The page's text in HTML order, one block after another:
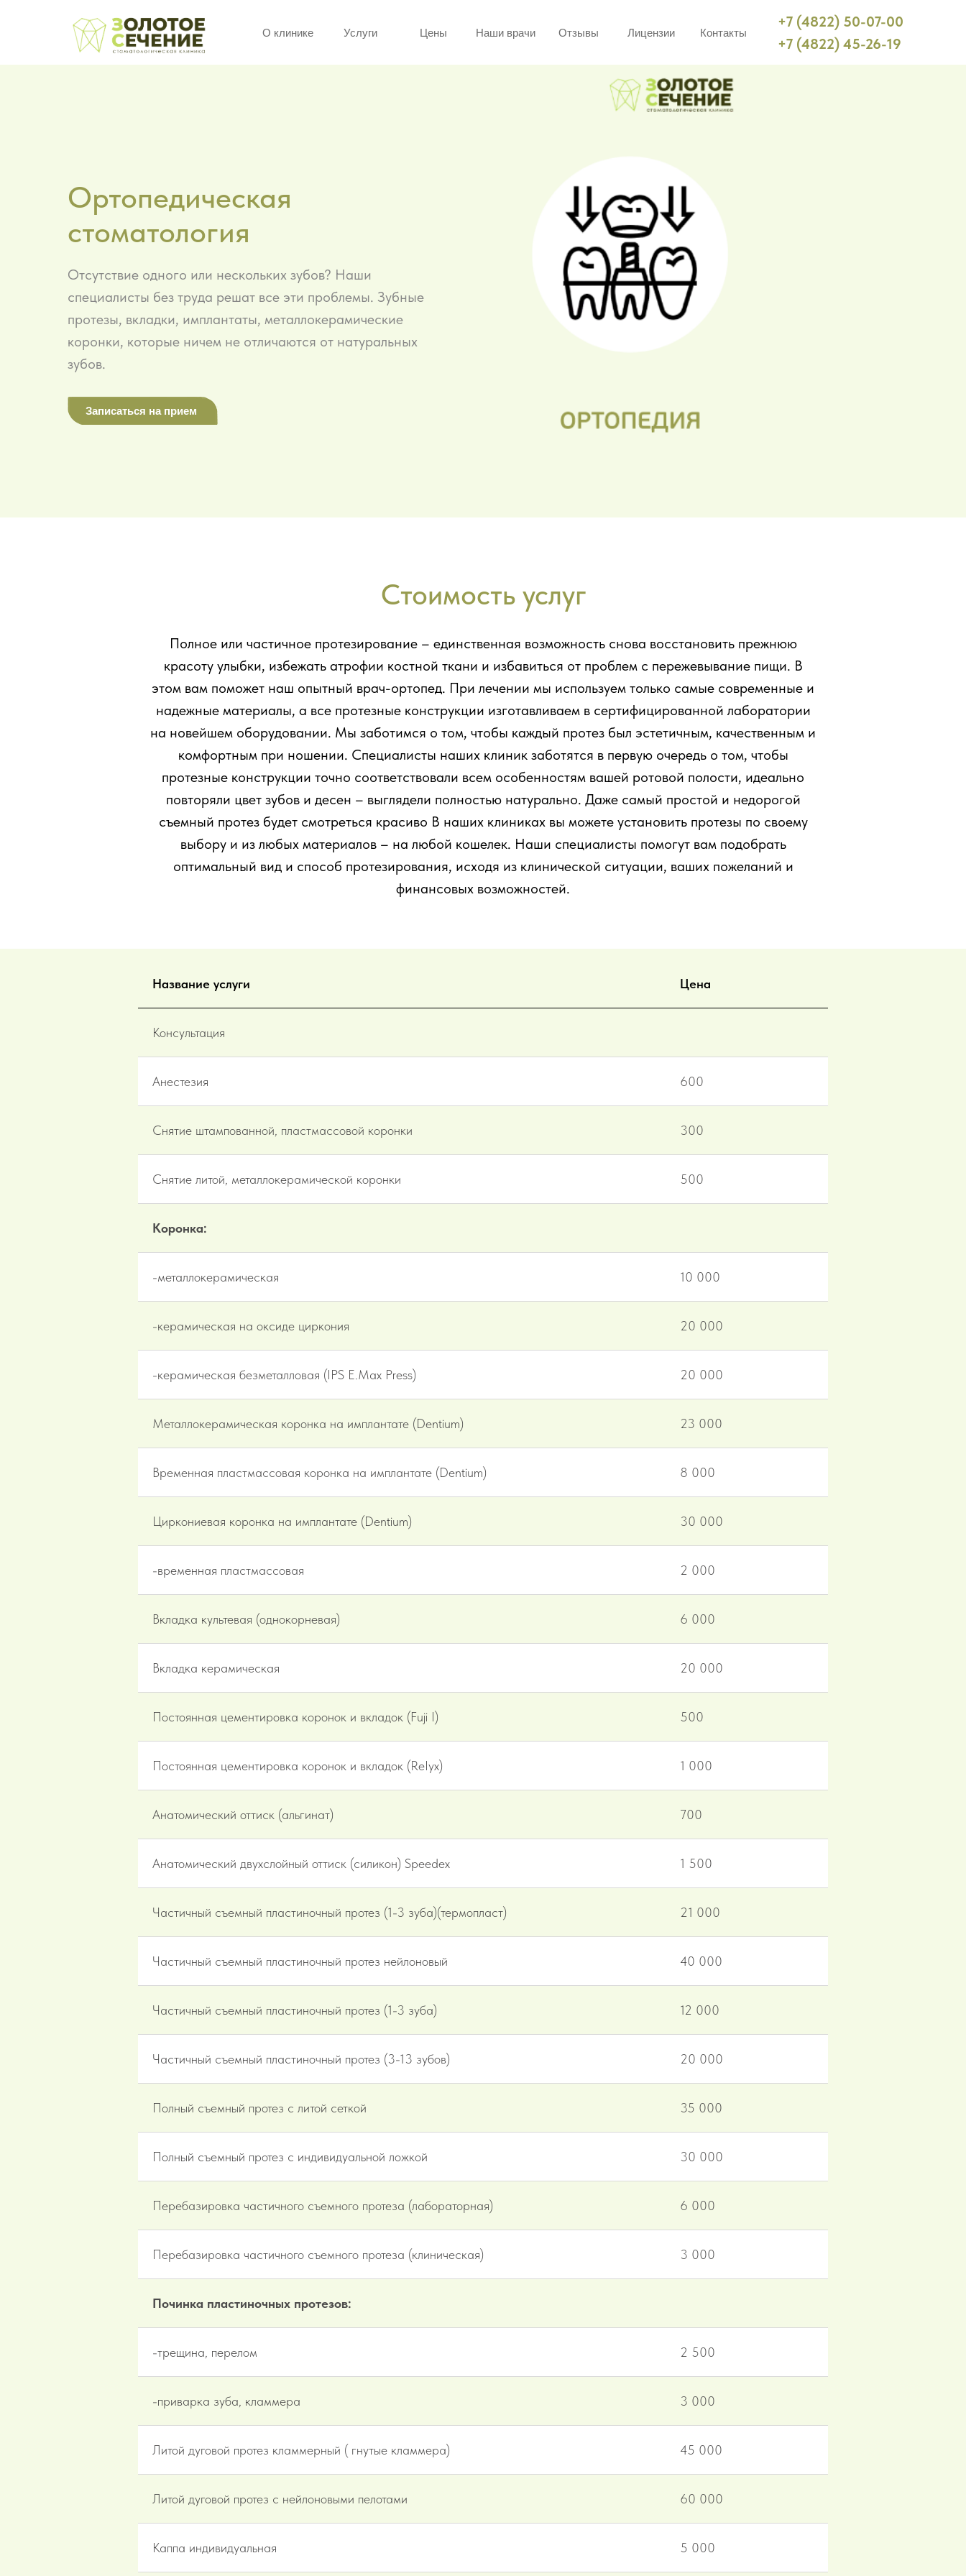
О клинике Услуги Цены Наши врачи Отзывы Лицензии Контакты
+7 (4822) 50-07-00
+7 (4822) 45-26-19
Ортопедическая
стоматология
Отсутствие одного или нескольких зубов? Наши
специалисты без труда решат все эти проблемы. Зубные
протезы, вкладки, имплантаты, металлокерамические
коронки, которые ничем не отличаются от натуральных
зубов.
Записаться на прием
Стоимость услуг
Полное или частичное протезирование – единственная возможность снова восстановить прежнюю
красоту улыбки, избежать атрофии костной ткани и избавиться от проблем с пережевывание пищи. В
этом вам поможет наш опытный врач-ортопед. При лечении мы используем только самые современные и
надежные материалы, а все протезные конструкции изготавливаем в сертифицированной лаборатории
на новейшем оборудовании. Мы заботимся о том, чтобы каждый протез был эстетичным, качественным и
комфортным при ношении. Специалисты наших клиник заботятся в первую очередь о том, чтобы
протезные конструкции точно соответствовали всем особенностям вашей ротовой полости, идеально
повторяли цвет зубов и десен – выглядели полностью натурально. Даже самый простой и недорогой
съемный протез будет смотреться красиво В наших клиниках вы можете установить протезы по своему
выбору и из любых материалов – на любой кошелек. Наши специалисты помогут вам подобрать
оптимальный вид и способ протезирования, исходя из клинической ситуации, ваших пожеланий и
финансовых возможностей.
Название услуги Цена
Консультация
Анестезия 600
Снятие штампованной, пластмассовой коронки 300
Снятие литой, металлокерамической коронки 500
Коронка:
-металлокерамическая 10 000
-керамическая на оксиде циркония 20 000
-керамическая безметалловая (IPS E.Max Press) 20 000
Металлокерамическая коронка на имплантате (Dentium) 23 000
Временная пластмассовая коронка на имплантате (Dentium) 8 000
Циркониевая коронка на имплантате (Dentium) 30 000
-временная пластмассовая 2 000
Вкладка культевая (однокорневая) 6 000
Вкладка керамическая 20 000
Постоянная цементировка коронок и вкладок (Fuji I) 500
Постоянная цементировка коронок и вкладок (ReIyx) 1 000
Анатомический оттиск (альгинат) 700
Анатомический двухслойный оттиск (силикон) Speedex 1 500
Частичный съемный пластиночный протез (1-3 зуба)(термопласт) 21 000
Частичный съемный пластиночный протез нейлоновый 40 000
Частичный съемный пластиночный протез (1-3 зуба) 12 000
Частичный съемный пластиночный протез (3-13 зубов) 20 000
Полный съемный протез с литой сеткой 35 000
Полный съемный протез с индивидуальной ложкой 30 000
Перебазировка частичного съемного протеза (лабораторная) 6 000
Перебазировка частичного съемного протеза (клиническая) 3 000
Починка пластиночных протезов:
-трещина, перелом 2 500
-приварка зуба, кламмера 3 000
Литой дуговой протез кламмерный ( гнутые кламмера) 45 000
Литой дуговой протез с нейлоновыми пелотами 60 000
Каппа индивидуальная 5 000